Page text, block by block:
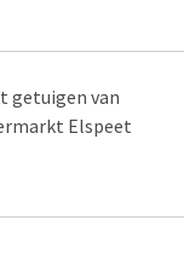
getuigen van
Elspeet